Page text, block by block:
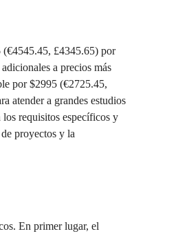
£4345.65) por
a precios más
por $2995 (€2725.45,
atender a grandes estudios
requisitos específicos y
proyectos y la
En primer lugar, el